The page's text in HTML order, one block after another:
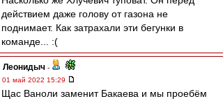
действием даже голову от газона не
поднимает. Как затрахали эти бегунки в
команде... :(
Леонидыч -
01 май 2022 15:29
Щас Ваноли заменит Бакаева и мы проебём